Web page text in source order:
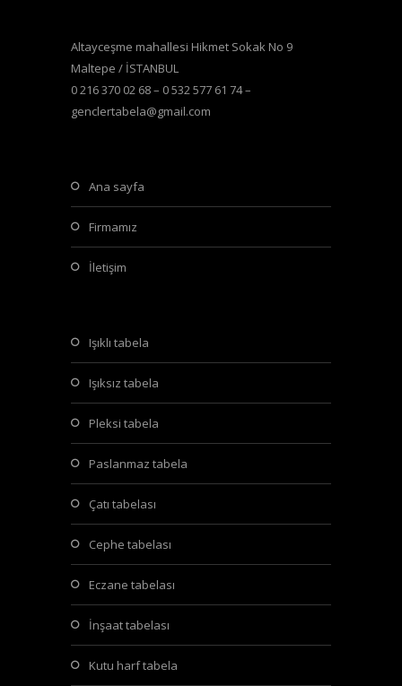
Altayceşme mahallesi Hikmet Sokak No 9
Maltepe / İSTANBUL
0 216 370 02 68 – 0 532 577 61 74 –
genclertabela@gmail.com
ana sayfa
firmamız
i̇letişim
işıklı tabela
işıksız tabela
pleksi tabela
paslanmaz tabela
çatı tabelası
cephe tabelası
eczane tabelası
i̇nşaat tabelası
kutu harf tabela